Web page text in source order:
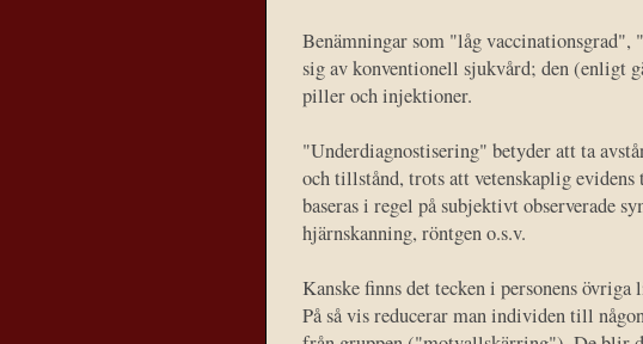
Benämningar som "låg vaccinationsgrad",
sig av konventionell sjukvård; den (enligt
piller och injektioner.
"Underdiagnostisering" betyder att ta
och tillstånd, trots att vetenskaplig
baseras i regel på subjektivt observerade
hjärnskanning, röntgen o.s.v.
Kanske finns det tecken i personens
På så vis reducerar man individen till